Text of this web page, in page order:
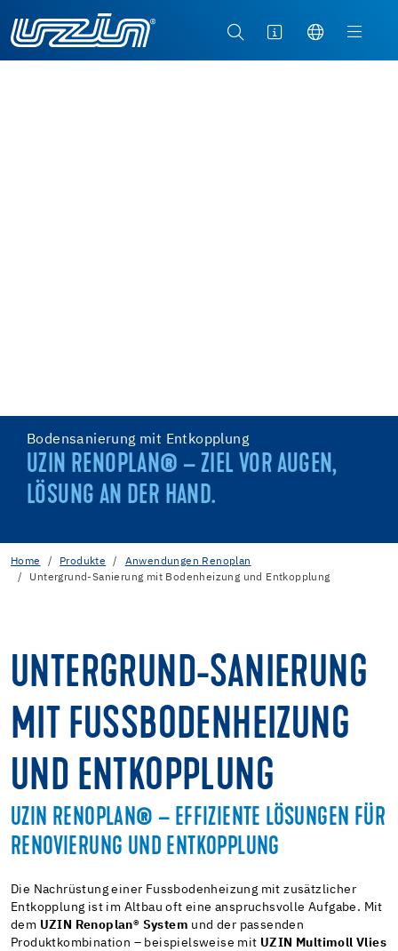
Bodensanierung mit Entkopplung
UZIN RENOPLAN® – ZIEL VOR AUGEN,
LÖSUNG AN DER HAND.
Home Produkte
Anwendungen Renoplan
Untergrund-Sanierung mit Bodenheizung und Entkopplung
UNTERGRUND-SANIERUNG
MIT FUSSBODENHEIZUNG
UND ENTKOPPLUNG
UZIN RENOPLAN® – EFFIZIENTE LÖSUNGEN FÜR
RENOVIERUNG UND ENTKOPPLUNG
Die Nachrüstung einer Fussbodenheizung mit zusätzlicher
Entkopplung ist im Altbau oft eine anspruchsvolle Aufgabe. Mit
dem UZIN Renoplan® System und der passenden
Produktkombination – beispielsweise mit UZIN Multimoll Vlies